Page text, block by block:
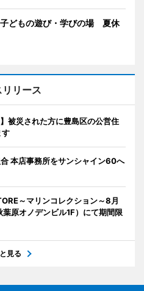
どもの遊び・学びの場 夏休
リース
被災された方に豊島区の公営住
す
本店事務所をサンシャイン60へ
～マリンコレクション～8月
原オノデンビル1F）にて期間限
見る